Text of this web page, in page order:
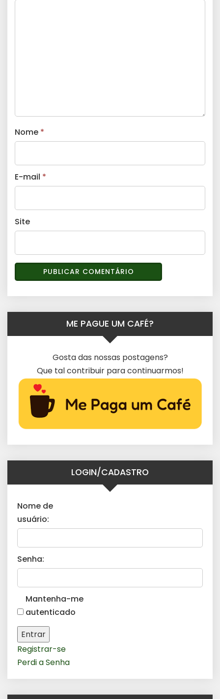
Nome *
E-mail *
Site
ME PAGUE UM CAFÉ?
Gosta das nossas postagens?
Que tal contribuir para continuarmos!
LOGIN/CADASTRO
Nome de
usuário:
Senha:
Mantenha-me
autenticado
Entrar
Registrar-se
Perdi a Senha